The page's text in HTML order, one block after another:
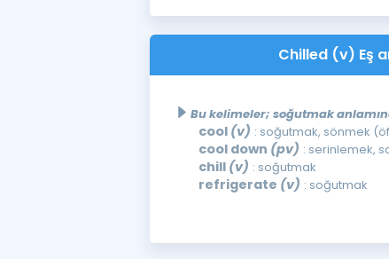
Chilled (v) Eş
Bu kelimeler; soğutmak
cool (v) : soğutmak, sönmek
cool down (pv) : serinlemek,
chill (v) : soğutmak
refrigerate (v) : soğutmak